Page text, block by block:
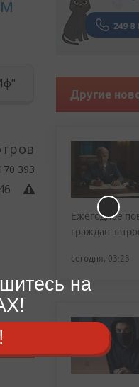
Другие
Ежегодное
граждан
сегодня, 03:23
на